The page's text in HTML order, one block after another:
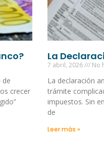
de
crecer
La
7 abril, 2026 No
La declaración
trámite
impuestos. Sin
de
Leer más »